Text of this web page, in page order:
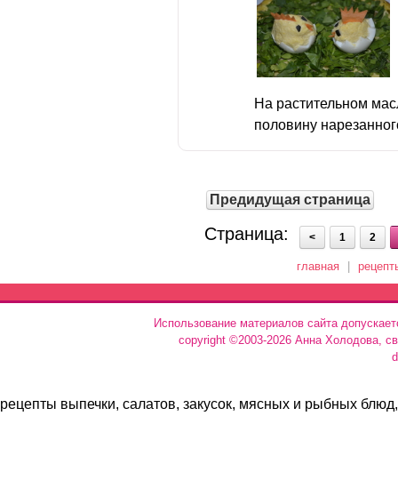
На растительном
половину
Предидущая страница
Страница: < 1 2
главная
Использование материалов сайта
copyright ©2003-2026 Анна Холодова,
рецепты выпечки, салатов, закусок, мясных и рыбных